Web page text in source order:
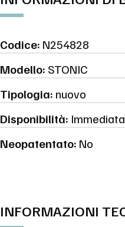
Codice: N254828
Modello: STONIC
Tipologia: nuovo
Disponibilità: Immediata
Neopatentato: No
INFORMAZIONI